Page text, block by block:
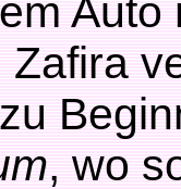
, wo